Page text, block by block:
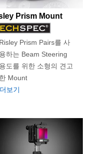
Prism Mount
Risley Prism Pairs를 사
용하는 Beam Steering
용도를 위한 소형의 견고
한 Mount
더보기